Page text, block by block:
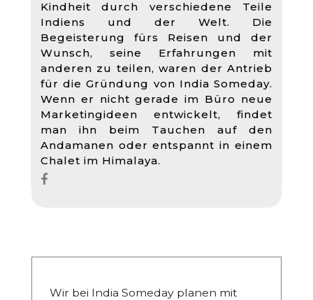
Kindheit durch verschiedene Teile
Indiens und der Welt. Die
Begeisterung fürs Reisen und der
Wunsch, seine Erfahrungen mit
anderen zu teilen, waren der Antrieb
für die Gründung von India Someday.
Wenn er nicht gerade im Büro neue
Marketingideen entwickelt, findet
man ihn beim Tauchen auf den
Andamanen oder entspannt in einem
Chalet im Himalaya.
Wir bei India Someday planen mit